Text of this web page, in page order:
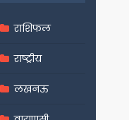
राशिफल
राष्ट्रीय
लखनऊ